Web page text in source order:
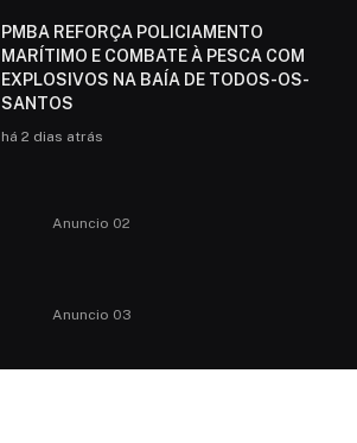
PMBA REFORÇA POLICIAMENTO
MARÍTIMO E COMBATE À PESCA COM
EXPLOSIVOS NA BAÍA DE TODOS-OS-
SANTOS
há 2 dias atrás
Anuncio 02
Anuncio 03